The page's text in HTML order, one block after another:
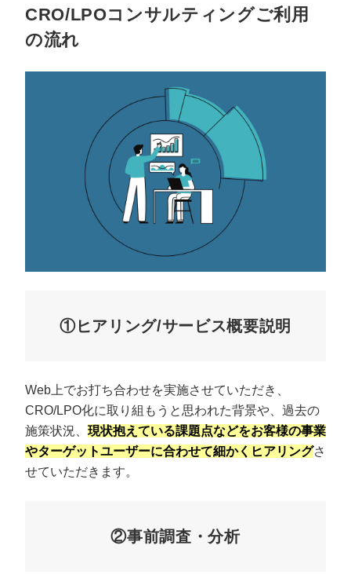
CRO/LPOコンサルティングご利用
の流れ
①ヒアリング/サービス概要説明
Web上でお打ち合わせを実施させていただき、
CRO/LPO化に取り組もうと思われた背景や、過去の
施策状況、 現状抱えている課題点などをお客様の事業
やターゲットユーザーに合わせて細かくヒアリングさ
せていただきます。
②事前調査・分析